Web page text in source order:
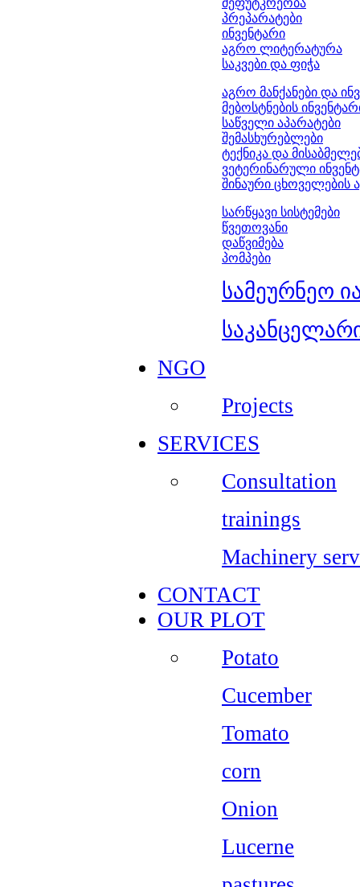
მეფუტკრეობა
პრეპარატები
ინვენტარი
აგრო ლიტერატურა
საკვები და ფიჭა
აგრო მანქანები და
მებოსტნების
საწველი აპარატები
შემასხურებლები
ტექნიკა და
ვეტერინარული
შინაური ცხოველების
სარწყავი სისტემები
წვეთოვანი
დაწვიმება
პომპები
სამეურნეო
NGO
Projects
SERVICES
Consultation
trainings
Machinery
CONTACT
OUR PLOT
Potato
Cucember
Tomato
corn
Onion
Lucerne